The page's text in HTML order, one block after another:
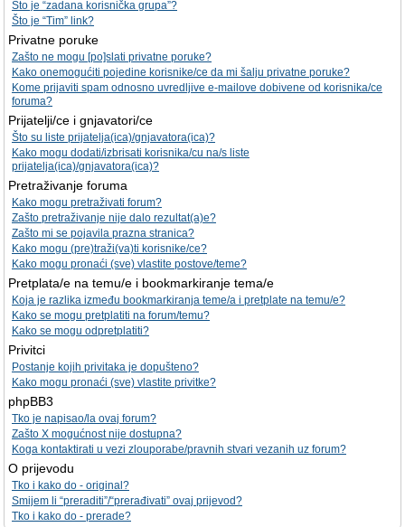
Što je “zadana korisnička grupa”?
Što je “Tim” link?
Privatne poruke
Zašto ne mogu [po]slati privatne poruke?
Kako onemogućiti pojedine korisnike/ce da mi šalju privatne poruke?
Kome prijaviti spam odnosno uvredljive e-mailove dobivene od korisnika/ce
foruma?
Prijatelji/ce i gnjavatori/ce
Što su liste prijatelja(ica)/gnjavatora(ica)?
Kako mogu dodati/izbrisati korisnika/cu na/s liste
prijatelja(ica)/gnjavatora(ica)?
Pretraživanje foruma
Kako mogu pretraživati forum?
Zašto pretraživanje nije dalo rezultat(a)e?
Zašto mi se pojavila prazna stranica?
Kako mogu (pre)traži(va)ti korisnike/ce?
Kako mogu pronaći (sve) vlastite postove/teme?
Pretplata/e na temu/e i bookmarkiranje tema/e
Koja je razlika između bookmarkiranja teme/a i pretplate na temu/e?
Kako se mogu pretplatiti na forum/temu?
Kako se mogu odpretplatiti?
Privitci
Postanje kojih privitaka je dopušteno?
Kako mogu pronaći (sve) vlastite privitke?
phpBB3
Tko je napisao/la ovaj forum?
Zašto X mogućnost nije dostupna?
Koga kontaktirati u vezi zlouporabe/pravnih stvari vezanih uz forum?
O prijevodu
Tko i kako do - original?
Smijem li “preraditi”/“prerađivati” ovaj prijevod?
Tko i kako do - prerade?